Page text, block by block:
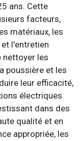
ans. Cette
facteurs,
matériaux, les
l'entretien
nettoyer les
poussière et les
leur efficacité,
électriques
dans des
qualité et en
appropriée, les